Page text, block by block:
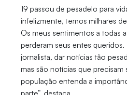
19 passou de pesadelo para
infelizmente, temos milhares
Os meus sentimentos a todas
perderam seus entes
jornalista, dar notícias tão
mas são notícias que precisam
população entenda a
parte”, destaca.